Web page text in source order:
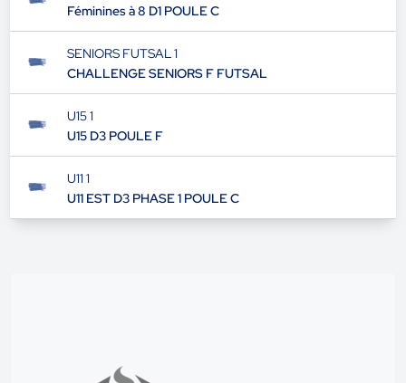
Féminines à 8 D1 POULE C
SENIORS FUTSAL 1
CHALLENGE SENIORS F FUTSAL
U15 1
U15 D3 POULE F
U11 1
U11 EST D3 PHASE 1 POULE C